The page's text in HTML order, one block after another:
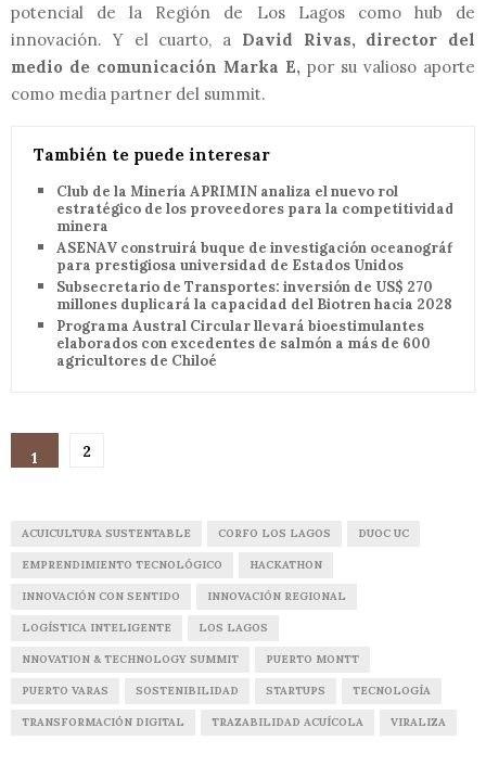
potencial de la Región de Los Lagos como hub de
innovación. Y el cuarto, a David Rivas, director del
medio de comunicación Marka E, por su valioso aporte
como media partner del summit.
También te puede interesar
Club de la Minería APRIMIN analiza el nuevo rol
estratégico de los proveedores para la competitividad
minera
ASENAV construirá buque de investigación oceanográfica
para prestigiosa universidad de Estados Unidos
Subsecretario de Transportes: inversión de US$ 270
millones duplicará la capacidad del Biotren hacia 2028
Programa Austral Circular llevará bioestimulantes
elaborados con excedentes de salmón a más de 600
agricultores de Chiloé
1 2
ACUICULTURA SUSTENTABLE CORFO LOS LAGOS DUOC UC
EMPRENDIMIENTO TECNOLÓGICO HACKATHON
INNOVACIÓN CON SENTIDO INNOVACIÓN REGIONAL
LOGÍSTICA INTELIGENTE LOS LAGOS
NNOVATION & TECHNOLOGY SUMMIT PUERTO MONTT
PUERTO VARAS SOSTENIBILIDAD STARTUPS TECNOLOGÍA
TRANSFORMACIÓN DIGITAL TRAZABILIDAD ACUÍCOLA VIRALIZA